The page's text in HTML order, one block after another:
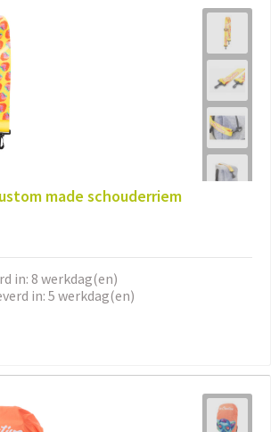
made schouderriem
in: 8 werkdag(en)
in: 5 werkdag(en)